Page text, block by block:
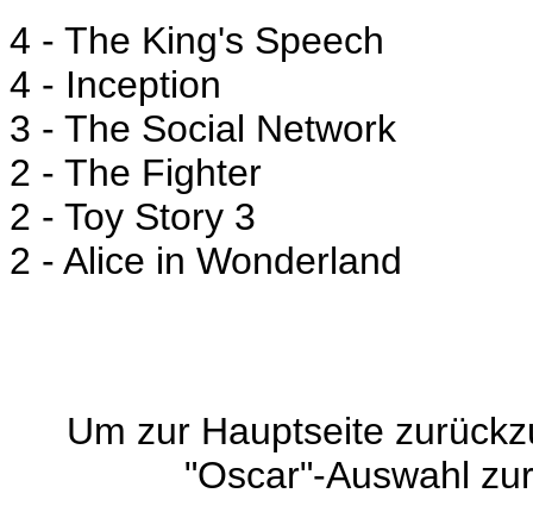
4 - The King's Speech
4 - Inception
3 - The Social Network
2 - The Fighter
2 - Toy Story 3
2 - Alice in Wonderland
Um zur Hauptseite
"Oscar"-Auswahl